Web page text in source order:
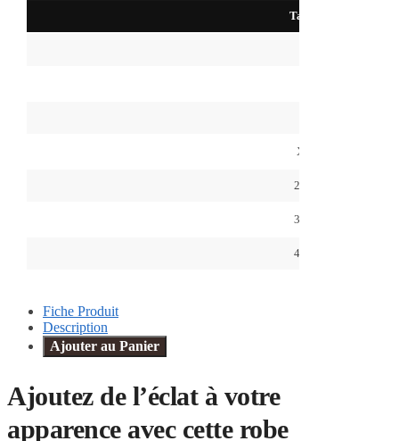
Taille
XL
2XL
3XL
4XL
Fiche Produit
Description
Ajouter au Panier
Ajoutez de l’éclat à votre
apparence avec cette robe